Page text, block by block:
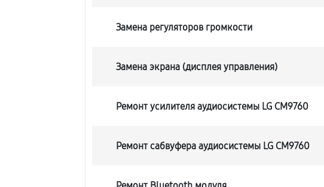
Замена регуляторов громкости
Замена экрана (дисплея управления)
Ремонт усилителя аудиосистемы LG CM9760
Ремонт сабвуфера аудиосистемы LG CM9760